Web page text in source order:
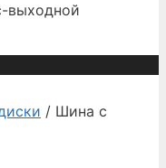
выходной
/ Шина с